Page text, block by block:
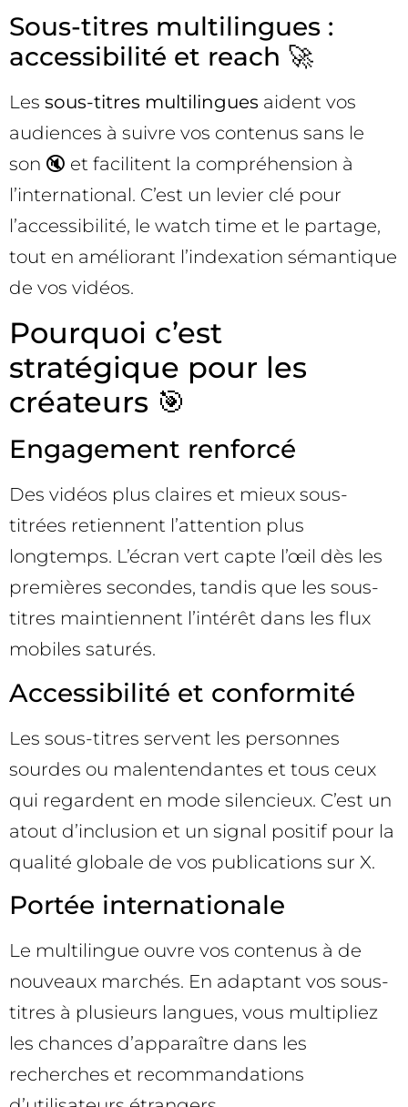
Sous-titres multilingues :
accessibilité et reach 🚀
Les sous-titres multilingues aident vos
audiences à suivre vos contenus sans le
son 🔇 et facilitent la compréhension à
l’international. C’est un levier clé pour
l’accessibilité, le watch time et le partage,
tout en améliorant l’indexation sémantique
de vos vidéos.
Pourquoi c’est
stratégique pour les
créateurs 🎯
Engagement renforcé
Des vidéos plus claires et mieux sous-
titrées retiennent l’attention plus
longtemps. L’écran vert capte l’œil dès les
premières secondes, tandis que les sous-
titres maintiennent l’intérêt dans les flux
mobiles saturés.
Accessibilité et conformité
Les sous-titres servent les personnes
sourdes ou malentendantes et tous ceux
qui regardent en mode silencieux. C’est un
atout d’inclusion et un signal positif pour la
qualité globale de vos publications sur X.
Portée internationale
Le multilingue ouvre vos contenus à de
nouveaux marchés. En adaptant vos sous-
titres à plusieurs langues, vous multipliez
les chances d’apparaître dans les
recherches et recommandations